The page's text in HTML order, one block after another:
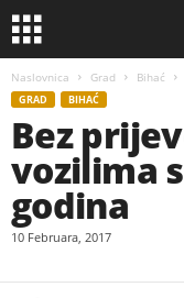
Naslovnica Grad Bihać
GRAD BIHAĆ
Bez
vozilima
godina
10 Februara, 2017